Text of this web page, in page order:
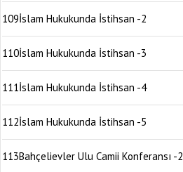
109İslam Hukukunda İstihsan -2
110İslam Hukukunda İstihsan -3
111İslam Hukukunda İstihsan -4
112İslam Hukukunda İstihsan -5
113Bahçelievler Ulu Camii Konferansı -2